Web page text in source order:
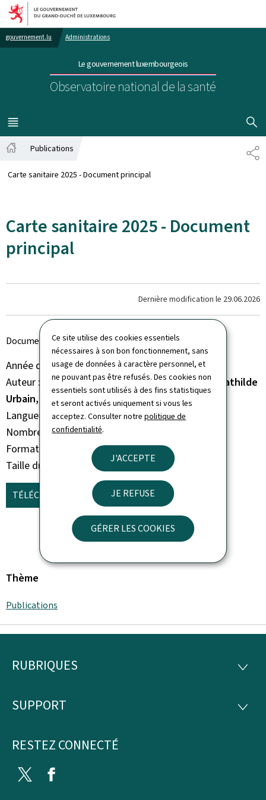
Ce site utilise des cookies essentiels
nécessaires à son bon fonctionnement, sans
usage de données à caractère personnel, et
ne pouvant pas être refusés. Des cookies non
essentiels sont utilisés à des fins statistiques
et seront activés uniquement si vous les
acceptez. Consulter notrepolitique de
confidentialité.
J'ACCEPTE
JE REFUSE
GÉRER LES COOKIES
Aller au menu principal
Aller au contenu
gouvernement.lu Administrations
Le gouvernement luxembourgeois
Observatoire national de la santé
MENU
PRINCIPAL
Publications
Carte sanitaire 2025 - Document principal
Carte sanitaire 2025 - Document
principal
Dernière modification le 29.06.2026
Document principal
Année de parution 2026
Auteur
Charles Pierre, Anne-Charlotte Lorcy, Mathilde
Urbain, Françoise Berthet
Langue(s)
Français
Nombre de pages 223 page(s)
Format du document Pdf
Taille du fichier
7,43 Mo
TÉLÉCHARGER (FR, PDF - 7,43 MO)
Thème
Publications
Pied
page
RUBRIQUES
SUPPORT
RESTEZ CONNECTÉ
Twitter